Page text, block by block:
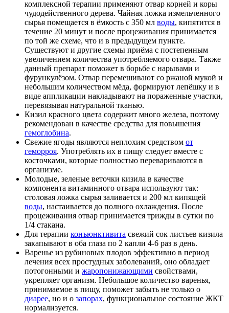
комплексной терапии применяют отвар корней и коры
чудодейственного дерева. Чайная ложка измельченного
сырья помещается в ёмкость с 350 мл воды, кипятится в
течение 20 минут и после процеживания принимается
по той же схеме, что и в предыдущем пункте.
Существуют и другие схемы приёма с постепенным
увеличением количества употребляемого отвара. Также
данный препарат поможет в борьбе с нарывами и
фурункулёзом. Отвар перемешивают со ржаной мукой и
небольшим количеством мёда, формируют лепёшку и в
виде аппликации накладывают на пораженные участки,
перевязывая натуральной тканью.
Кизил красного цвета содержит много железа, поэтому
рекомендован в качестве средства для повышения
гемоглобина.
Свежие ягоды являются неплохим средством от
геморроя. Употреблять их в пищу следует вместе с
косточками, которые полностью перевариваются в
организме.
Молодые, зеленые веточки кизила в качестве
компонента витаминного отвара используют так:
столовая ложка сырья заливается и 200 мл кипящей
воды, настаивается до полного охлаждения. После
процеживания отвар принимается трижды в сутки по
1/4 стакана.
Для терапии конъюнктивита свежий сок листьев кизила
закапывают в оба глаза по 2 капли 4-6 раз в день.
Варенье из рубиновых плодов эффективно в период
лечения всех простудных заболеваний, оно обладает
потогонными и жаропонижающими свойствами,
укрепляет организм. Небольшое количество варенья,
принимаемое в пищу, поможет забыть не только о
диарее, но и о запорах, функциональное состояние ЖКТ
нормализуется.